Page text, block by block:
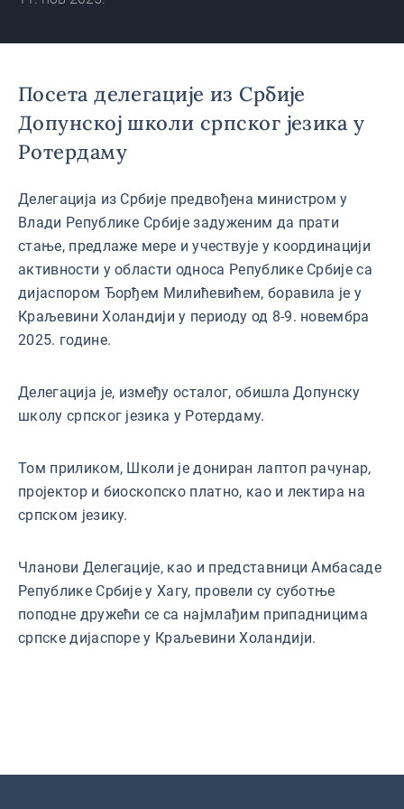
Посета делегације из Србије
Допунској школи српског језика у
Ротердаму
Делегација из Србије предвођена министром у
Влади Републике Србије задуженим да прати
стање, предлаже мере и учествује у координацији
активности у области односа Републике Србије са
дијаспором Ђорђем Милићевићем, боравила је у
Краљевини Холандији у периоду од 8-9. новембра
2025. године.
Делегација је, између осталог, обишла Допунску
школу српског језика у Ротердаму.
Том приликом, Школи је дониран лаптоп рачунар,
пројектор и биоскопско платно, као и лектира на
српском језику.
Чланови Делегације, као и представници Амбасаде
Републике Србије у Хагу, провели су суботње
поподне дружећи се са најмлађим припадницима
српске дијаспоре у Краљевини Холандији.